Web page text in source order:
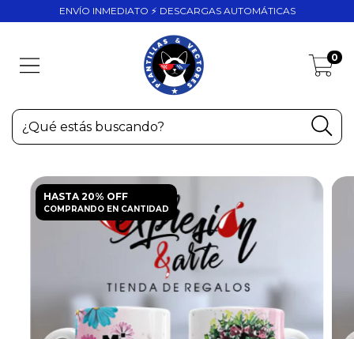
ENVÍO INMEDIATO ⚡ DESCARGAS AUTOMÁTICAS
0
HASTA 20% OFF
COMPRANDO EN CANTIDAD